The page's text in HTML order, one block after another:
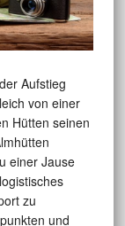
Aufstieg
von einer
Hütten seinen
einer Jause
zu
und